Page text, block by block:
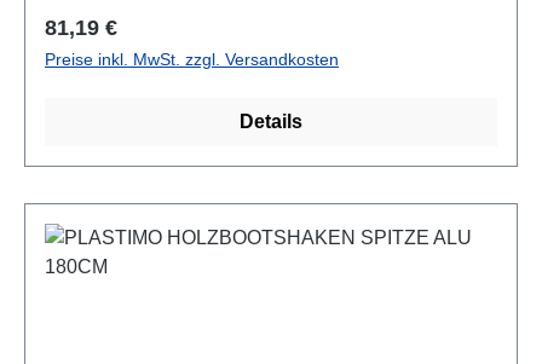
Regulärer Preis:
81,19 €
Preise inkl. MwSt. zzgl. Versandkosten
Details